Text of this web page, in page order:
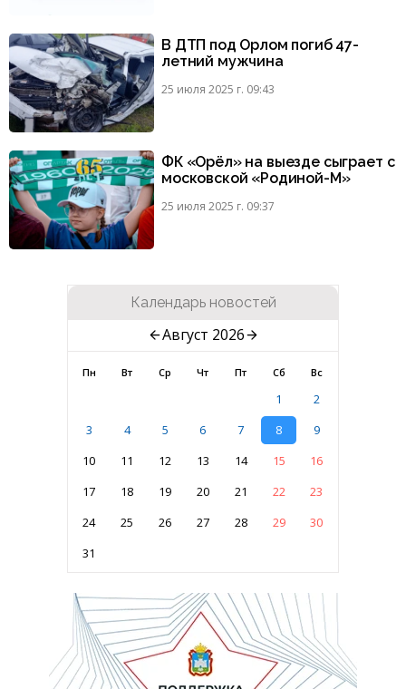
В ДТП под Орлом погиб 47-
летний мужчина
25 июля 2025 г. 09:43
ФК «Орёл» на выезде сыграет с
московской «Родиной-М»
25 июля 2025 г. 09:37
Календарь новостей
Август 2026
Пн Вт Ср Чт Пт Сб Вс
1
2
3
4 5 6 7 8
9
10
11 12 13 14 15
16
17
18 19 20 21 22
23
24
25 26 27 28 29
30
31